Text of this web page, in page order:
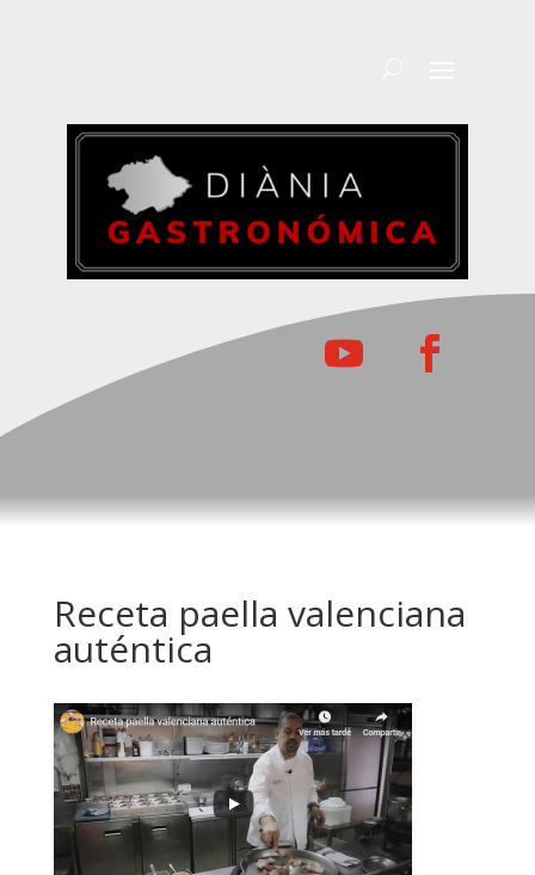
Receta paella valenciana
auténtica